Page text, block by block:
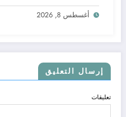
أغسطس 8, 2026
إرسال التعليق
تعليقات